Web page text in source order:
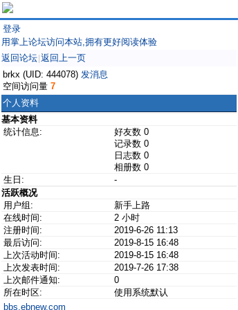
登录
用掌上论坛访问本站,拥有更好阅读体验
返回论坛 返回上一页
brkx (UID: 444078) 发消息
空间访问量 7
个人资料
基本资料
统计信息:
好友数 0
记录数 0
日志数 0
相册数 0
生日:
-
活跃概况
用户组:
新手上路
在线时间:
2 小时
注册时间:
2019-6-26 11:13
最后访问:
2019-8-15 16:48
上次活动时间:
2019-8-15 16:48
上次发表时间:
2019-7-26 17:38
上次邮件通知:
0
所在时区:
使用系统默认
bbs.ebnew.com